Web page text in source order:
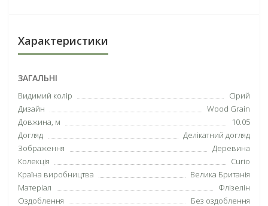
Характеристики
ЗАГАЛЬНІ
Видимий колір
Сірий
Дизайн
Wood Grain
Довжина, м
10.05
Догляд
Делікатний догляд
Зображення
Деревина
Колекція
Curio
Країна виробництва
Велика Британія
Матеріал
Флізелін
Оздоблення
Без оздоблення